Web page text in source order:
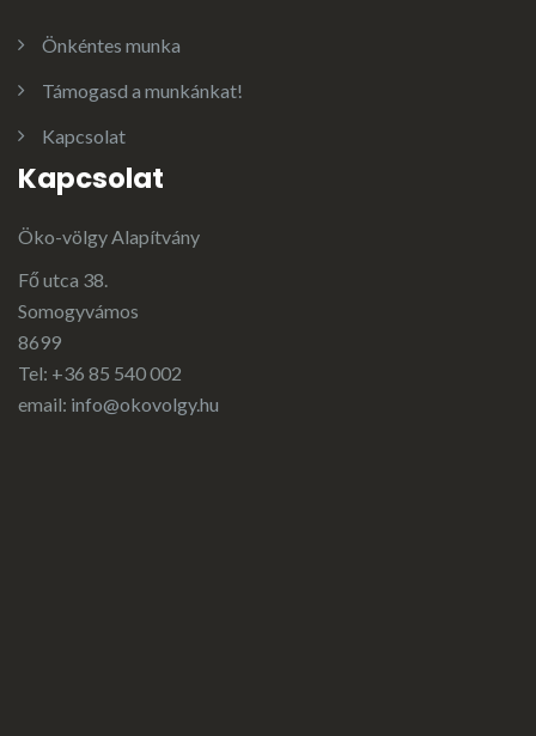
Önkéntes munka
Támogasd a munkánkat!
Kapcsolat
Kapcsolat
Öko-völgy Alapítvány
Fő utca 38.
Somogyvámos
8699
Tel: +36 85 540 002
email: info@okovolgy.hu